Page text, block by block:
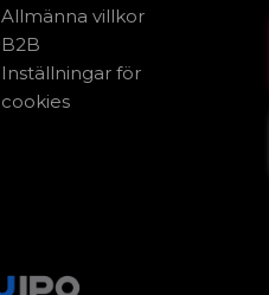
Allmänna villkor
B2B
Inställningar för
cookies